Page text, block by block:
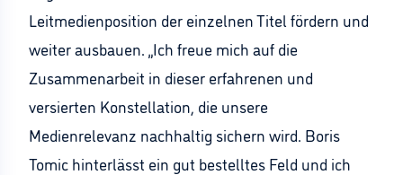
Leitmedienposition der einzelnen Titel fördern und
weiter ausbauen. „Ich freue mich auf die
Zusammenarbeit in dieser erfahrenen und
versierten Konstellation, die unsere
Medienrelevanz nachhaltig sichern wird. Boris
Tomic hinterlässt ein gut bestelltes Feld und ich